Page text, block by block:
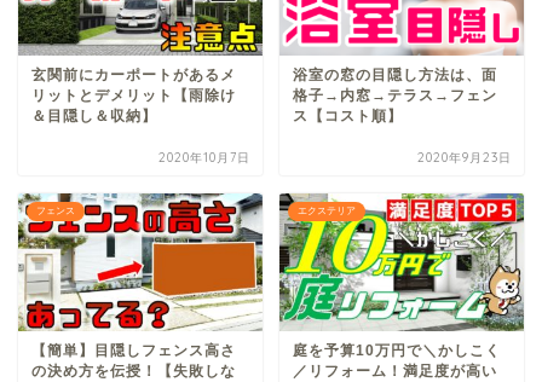
玄関前にカーポートがあるメ
リットとデメリット【雨除け
＆目隠し＆収納】
2020年10月7日
浴室の窓の目隠し方法は、面
格子→内窓→テラス→フェン
ス【コスト順】
2020年9月23日
フェンス
【簡単】目隠しフェンス高さ
の決め方を伝授！【失敗しな
エクステリア
庭を予算10万円で＼かしこく
／リフォーム！満足度が高い